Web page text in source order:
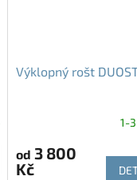
Výklopný rošt
1-
od 3 800
Kč